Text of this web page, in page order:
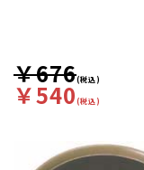
￥676(税込)
￥540(税込)